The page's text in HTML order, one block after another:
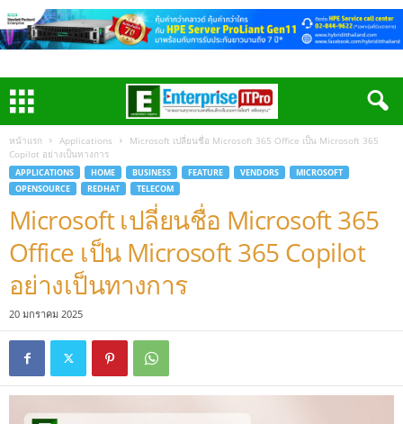
หน้าแรก Applications
Microsoft เปลี่ยนชื่อ Microsoft 365 Office เป็น Microsoft 365
Copilot อย่างเป็นทางการ
APPLICATIONS HOME BUSINESS FEATURE VENDORS
MICROSOFT
OPENSOURCE
REDHAT TELECOM
Microsoft เปลี่ยนชื่อ Microsoft 365
Office เป็น Microsoft 365 Copilot
อย่างเป็นทางการ
20 มกราคม 2025